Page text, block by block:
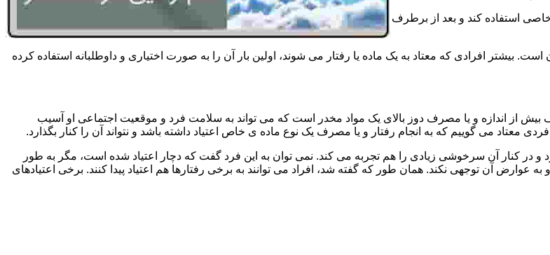
استفاده کند و بعد از برطرف
بیشتر افرادی که معتاد به یک ماده یا رفتار می شوند، اولین بار آن را به صورت اختیاری و داوطلبانه استفاده کرده
از اندازه و یا مصرف دوز بالای یک مواد مخدر است که می تواند به سلامت فرد و موقعیت اجتماعی او آسیب
معتاد می گوییم که به انجام رفتار و یا مصرف یک نوع ماده ی خاص اعتیاد داشته باشد و نتواند آن را کنار بگذارد.
کنار آن سرخوشی زیادی را هم تجربه می کند. نمی توان به این فرد گفت که دچار اعتیاد شده است، مگر به طور
آن توجهی نکند. همان طور که گفته شد، افراد می توانند به برخی رفتارها هم اعتیاد پیدا کنند. برخی اعتیادهای